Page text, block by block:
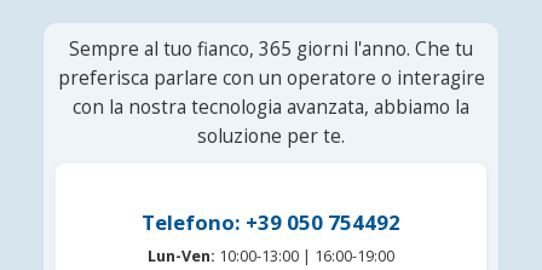
Sempre al tuo fianco, 365 giorni l'anno. Che tu
preferisca parlare con un operatore o interagire
con la nostra tecnologia avanzata, abbiamo la
soluzione per te.
Telefono: +39 050 754492
Lun-Ven: 10:00-13:00 | 16:00-19:00